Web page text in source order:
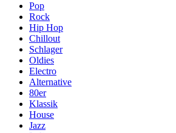
Pop
Rock
Hip Hop
Chillout
Schlager
Oldies
Electro
Alternative
80er
Klassik
House
Jazz